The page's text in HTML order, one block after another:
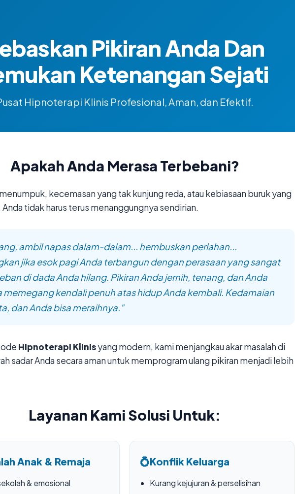
Pikiran Anda Dan
Ketenangan Sejati
Hipnoterapi Klinis Profesional, Aman, dan Efektif.
Apakah Anda Merasa Terbebani?
kecemasan yang tak kunjung reda, atau kebiasaan buruk yang
tidak harus terus menanggungnya sendirian.
ambil napas dalam-dalam... hembuskan perlahan...
jika esok pagi Anda terbangun dengan perasaan yang sangat
di dada Anda hilang. Pikiran Anda jernih, tenang, dan Anda
memegang kendali penuh atas hidup Anda kembali. Kedamaian
dan Anda bisa meraihnya."
Hipnoterapi Klinisyang modern, kami menjangkau akar masalah di
sadar Anda secara aman untuk memprogram ulang pikiran menjadi lebih
Layanan Kami Solusi Untuk:
Anak & Remaja
& emosional
💍Konflik Keluarga
Kurang kejujuran & perselisihan